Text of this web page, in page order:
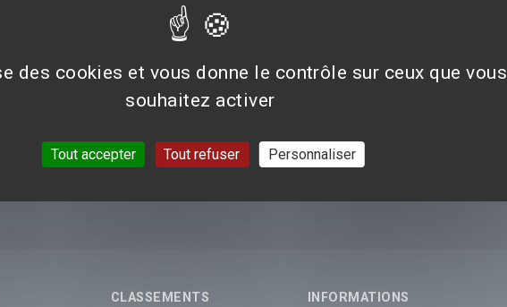
fond la caisse
CLASSEMENTS INFORMATIONS
des cookies et vous donne le contrôle sur ceux que vous
souhaitez activer
Tout accepter Tout refuser Personnaliser